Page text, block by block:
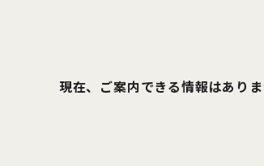
現在、ご案内できる情報はありま